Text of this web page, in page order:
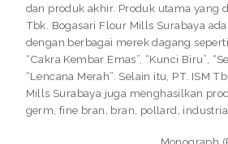
dan produk akhir. Produk utama yang
Tbk. Bogasari Flour Mills Surabaya
dengan berbagai merek dagang seperti
“Cakra Kembar Emas”, “Kunci Biru”,
“Lencana Merah”. Selain itu, PT. ISM
Mills Surabaya juga menghasilkan
germ, fine bran, bran, pollard,